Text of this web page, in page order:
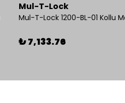
Mul-T-Lock
₺ 7,133.76